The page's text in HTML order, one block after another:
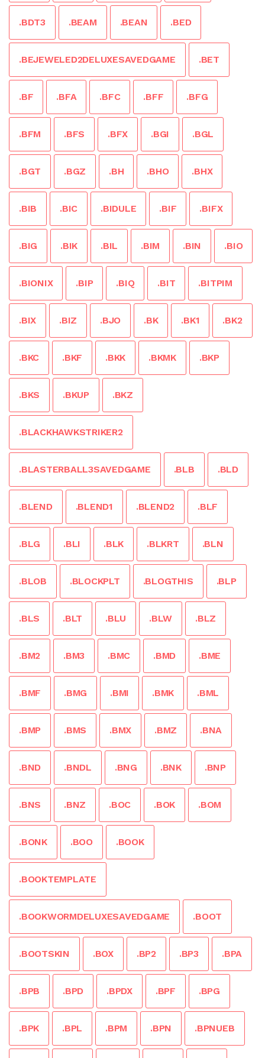
.BDT3 .BEAM .BEAN .BED
.BEJEWELED2DELUXESAVEDGAME .BET
.BF .BFA .BFC .BFF .BFG
.BFM .BFS .BFX .BGI .BGL
.BGT .BGZ .BH .BHO .BHX
.BIB .BIC .BIDULE .BIF .BIFX
.BIG .BIK .BIL .BIM .BIN .BIO
.BIONIX .BIP .BIQ .BIT .BITPIM
.BIX .BIZ .BJO .BK .BK1 .BK2
.BKC .BKF .BKK .BKMK .BKP
.BKS .BKUP .BKZ
.BLACKHAWKSTRIKER2
.BLASTERBALL3SAVEDGAME .BLB .BLD
.BLEND .BLEND1 .BLEND2 .BLF
.BLG .BLI .BLK .BLKRT .BLN
.BLOB .BLOCKPLT .BLOGTHIS .BLP
.BLS .BLT .BLU .BLW .BLZ
.BM2 .BM3 .BMC .BMD .BME
.BMF .BMG .BMI .BMK .BML
.BMP .BMS .BMX .BMZ .BNA
.BND .BNDL .BNG .BNK .BNP
.BNS .BNZ .BOC .BOK .BOM
.BONK .BOO .BOOK
.BOOKTEMPLATE
.BOOKWORMDELUXESAVEDGAME .BOOT
.BOOTSKIN .BOX .BP2 .BP3 .BPA
.BPB .BPD .BPDX .BPF .BPG
.BPK .BPL .BPM .BPN .BPNUEB